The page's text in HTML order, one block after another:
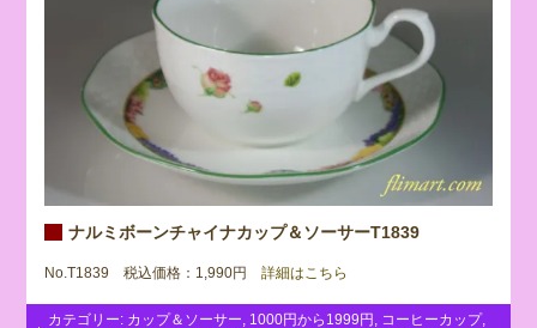
ナルミボーンチャイナカップ＆ソーサーT1839
No.T1839 税込価格：1,990円 詳細はこちら
カテゴリー: カップ＆ソーサー 1000円から1999円 コーヒーカップ,